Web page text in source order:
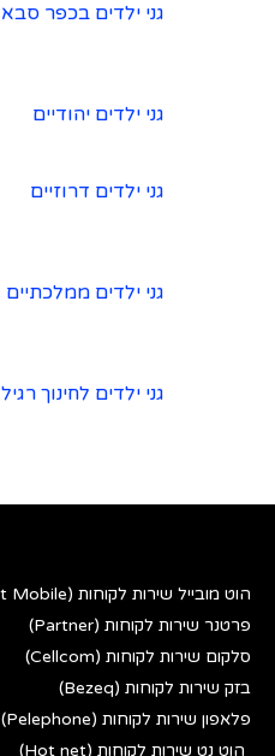
גני ילדים בכפר סבא
גני ילדים יהודיים
גני ילדים דרוזיים
גני ילדים ממלכתיים
גני ילדים לחינוך רגיל
הוט מובייל שירות לקוחות (Hot Mobile)
פרטנר שירות לקוחות (Partner)
סלקום שירות לקוחות (Cellcom)
בזק שירות לקוחות (Bezeq)
פלאפון שירות לקוחות (Pelephone)
הוט נט שירות לקוחות (Hot net)